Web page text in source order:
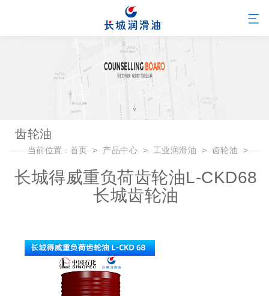
齿轮油
当前位置 : 首页 > 产品中心 > 工业润滑油 > 齿轮油 >
长城得威重负荷齿轮油L-CKD68
长城齿轮油